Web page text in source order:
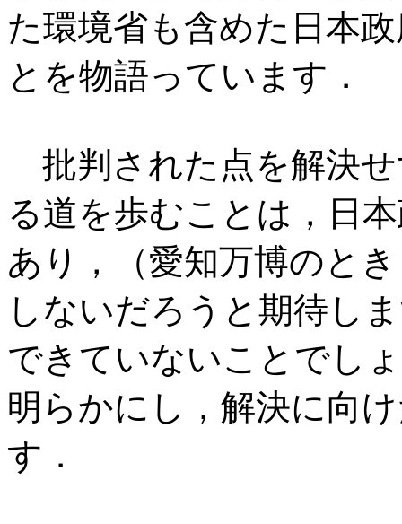
た環境省も含めた日本
とを物語っています．
批判された点を解決
る道を歩むことは，日
あり，（愛知万博のと
しないだろうと期待し
できていないことでし
明らかにし，解決に向
す．